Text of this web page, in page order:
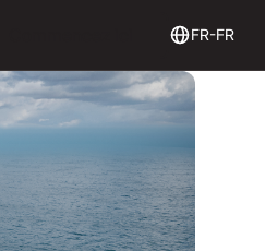
FR-FR